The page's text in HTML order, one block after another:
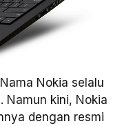
Nokia selalu
Namun kini, Nokia
dengan resmi